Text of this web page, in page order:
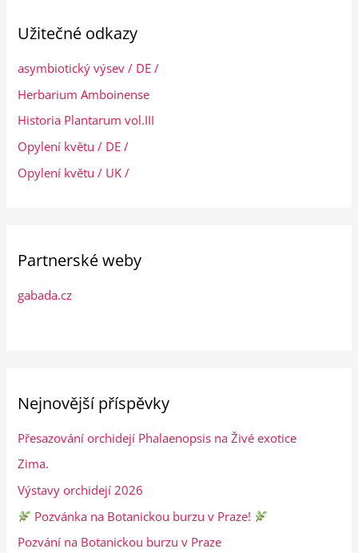
Užitečné odkazy
asymbiotický výsev / DE /
Herbarium Amboinense
Historia Plantarum vol.III
Opylení květu / DE /
Opylení květu / UK /
Partnerské weby
gabada.cz
Nejnovější příspěvky
Přesazování orchidejí Phalaenopsis na Živé exotice
Zima.
Výstavy orchidejí 2026
Pozvánka na Botanickou burzu v Praze!
Pozvání na Botanickou burzu v Praze